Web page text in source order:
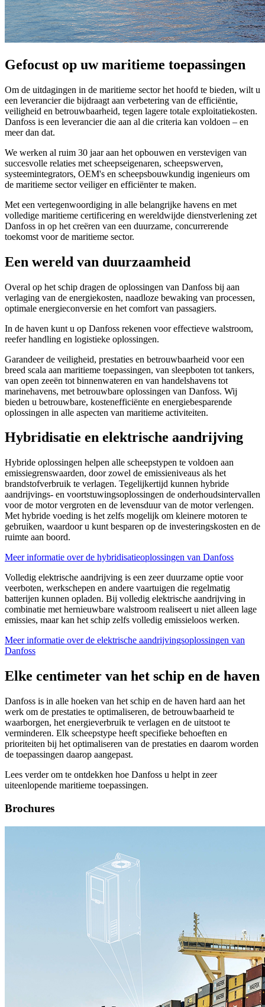
Gefocust op uw maritieme toepassingen
Om de uitdagingen in de maritieme sector het hoofd te bieden, wilt u
een leverancier die bijdraagt aan verbetering van de efficiëntie,
veiligheid en betrouwbaarheid, tegen lagere totale exploitatiekosten.
Danfoss is een leverancier die aan al die criteria kan voldoen – en
meer dan dat.
We werken al ruim 30 jaar aan het opbouwen en verstevigen van
succesvolle relaties met scheepseigenaren, scheepswerven,
systeemintegrators, OEM's en scheepsbouwkundig ingenieurs om
de maritieme sector veiliger en efficiënter te maken.
Met een vertegenwoordiging in alle belangrijke havens en met
volledige maritieme certificering en wereldwijde dienstverlening zet
Danfoss in op het creëren van een duurzame, concurrerende
toekomst voor de maritieme sector.
Een wereld van duurzaamheid
Overal op het schip dragen de oplossingen van Danfoss bij aan
verlaging van de energiekosten, naadloze bewaking van processen,
optimale energieconversie en het comfort van passagiers.
In de haven kunt u op Danfoss rekenen voor effectieve walstroom,
reefer handling en logistieke oplossingen.
Garandeer de veiligheid, prestaties en betrouwbaarheid voor een
breed scala aan maritieme toepassingen, van sleepboten tot tankers,
van open zeeën tot binnenwateren en van handelshavens tot
marinehavens, met betrouwbare oplossingen van Danfoss. Wij
bieden u betrouwbare, kostenefficiënte en energiebesparende
oplossingen in alle aspecten van maritieme activiteiten.
Hybridisatie en elektrische aandrijving
Hybride oplossingen helpen alle scheepstypen te voldoen aan
emissiegrenswaarden, door zowel de emissieniveaus als het
brandstofverbruik te verlagen. Tegelijkertijd kunnen hybride
aandrijvings- en voortstuwingsoplossingen de onderhoudsintervallen
voor de motor vergroten en de levensduur van de motor verlengen.
Met hybride voeding is het zelfs mogelijk om kleinere motoren te
gebruiken, waardoor u kunt besparen op de investeringskosten en de
ruimte aan boord.
Meer informatie over de hybridisatieoplossingen van Danfoss
Volledig elektrische aandrijving is een zeer duurzame optie voor
veerboten, werkschepen en andere vaartuigen die regelmatig
batterijen kunnen opladen. Bij volledig elektrische aandrijving in
combinatie met hernieuwbare walstroom realiseert u niet alleen lage
emissies, maar kan het schip zelfs volledig emissieloos werken.
Meer informatie over de elektrische aandrijvingsoplossingen van
Danfoss
Elke centimeter van het schip en de haven
Danfoss is in alle hoeken van het schip en de haven hard aan het
werk om de prestaties te optimaliseren, de betrouwbaarheid te
waarborgen, het energieverbruik te verlagen en de uitstoot te
verminderen. Elk scheepstype heeft specifieke behoeften en
prioriteiten bij het optimaliseren van de prestaties en daarom worden
de toepassingen daarop aangepast.
Lees verder om te ontdekken hoe Danfoss u helpt in zeer
uiteenlopende maritieme toepassingen.
Brochures